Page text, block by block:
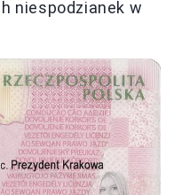
niespodzianek w